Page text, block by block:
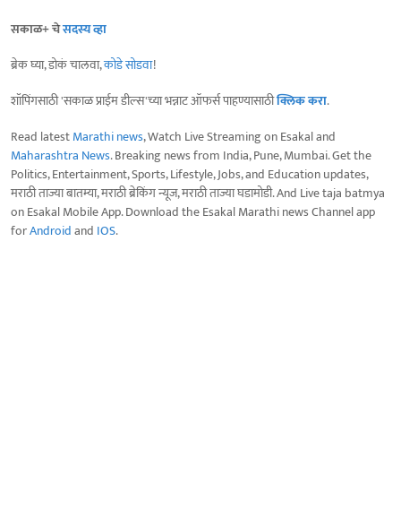
सकाळ+ चेसदस्य व्हा
ब्रेक घ्या, डोकं चालवा,कोडे सोडवा!
शॉपिंगसाठी 'सकाळ प्राईम डील्स'च्या भन्नाट ऑफर्स पाहण्यासाठीक्लिक करा.
Read latestMarathi news, Watch Live Streaming on Esakal and
Maharashtra News. Breaking news from India, Pune, Mumbai. Get the
Politics, Entertainment, Sports, Lifestyle, Jobs, and Education updates,
मराठी ताज्या बातम्या, मराठी ब्रेकिंग न्यूज, मराठी ताज्या घडामोडी. And Live taja batmya
on Esakal Mobile App. Download the Esakal Marathi news Channel app
forAndroidand IOS.